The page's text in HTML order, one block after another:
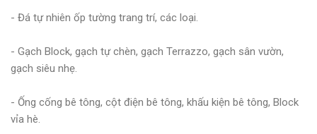
- Đá tự nhiên ốp tường trang trí, các loại.
- Gạch Block, gạch tự chèn, gạch Terrazzo, gạch sân vườn,
gạch siêu nhẹ.
- Ống cống bê tông, cột điện bê tông, khấu kiện bê tông, Block
vỉa hè.